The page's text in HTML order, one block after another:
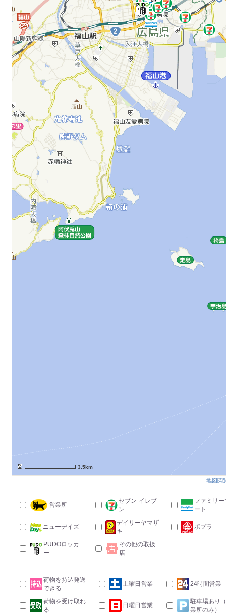
3.5km
地図閲
営業所
セブン-イレブ
ン
ファミリー
ート
ニューデイズ
デイリーヤマザ
キ
ポプラ
PUDOロッカ
ー
その他の取扱
店
荷物を持込発送
できる
土曜日営業 24時間営業
荷物を受け取れ
る
日曜日営業
駐車場あり
業所のみ）